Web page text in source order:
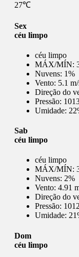
27℃
Sex
céu limpo
céu limpo
MÁX/MÍN:
Nuvens: 1%
Vento: 5.1
Direção do
Pressão:
Umidade:
Sab
céu limpo
céu limpo
MÁX/MÍN:
Nuvens: 2%
Vento: 4.91
Direção do
Pressão:
Umidade:
Dom
céu limpo